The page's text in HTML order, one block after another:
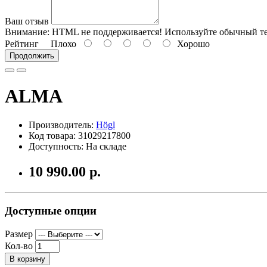
Ваш отзыв
Внимание: HTML не поддерживается! Используйте обычный
Рейтинг Плохо Хорошо
Продолжить
ALMA
Производитель: Högl
Код товара: 31029217800
Доступность: На складе
10 990.00 р.
Доступные опции
Размер
Кол-во
В корзину